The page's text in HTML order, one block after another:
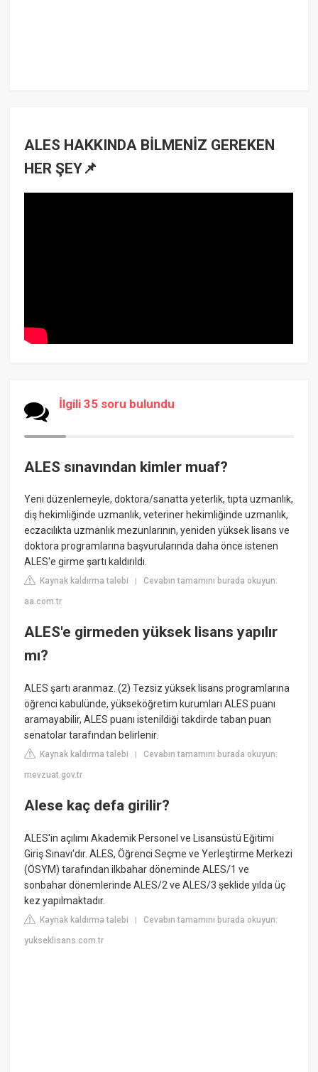
ALES HAKKINDA BİLMENİZ GEREKEN
HER ŞEY📌
İlgili 35 soru bulundu
ALES sınavından kimler muaf?
Yeni düzenlemeyle, doktora/sanatta yeterlik, tıpta uzmanlık,
diş hekimliğinde uzmanlık, veteriner hekimliğinde uzmanlık,
eczacılıkta uzmanlık mezunlarının, yeniden yüksek lisans ve
doktora programlarına başvurularında daha önce istenen
ALES'e girme şartı kaldırıldı.
Kaynak kaldırma talebi |Cevabın tamamını burada okuyun:
aa.com.tr
ALES'e girmeden yüksek lisans yapılır
mı?
ALES şartı aranmaz. (2) Tezsiz yüksek lisans programlarına
öğrenci kabulünde, yükseköğretim kurumları ALES puanı
aramayabilir, ALES puanı istenildiği takdirde taban puan
senatolar tarafından belirlenir.
Kaynak kaldırma talebi |Cevabın tamamını burada okuyun:
mevzuat.gov.tr
Alese kaç defa girilir?
ALES'in açılımı Akademik Personel ve Lisansüstü Eğitimi
Giriş Sınavı'dır. ALES, Öğrenci Seçme ve Yerleştirme Merkezi
(ÖSYM) tarafından ilkbahar döneminde ALES/1 ve
sonbahar dönemlerinde ALES/2 ve ALES/3 şeklide yılda üç
kez yapılmaktadır.
Kaynak kaldırma talebi |Cevabın tamamını burada okuyun:
yukseklisans.com.tr